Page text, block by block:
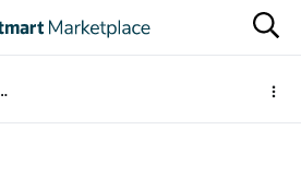
más en Redes Sociales